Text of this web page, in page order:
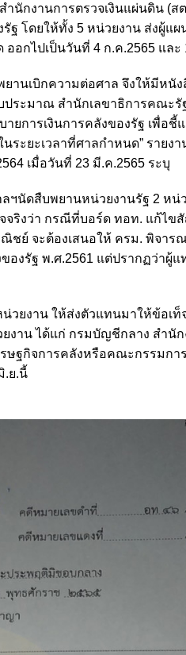
กงานการตรวจเงินแผ่นดิน (ส
ฐ โดยให้ทั้ง 5 หน่วยงาน ส่งผู้แ
อกไปเป็นวันที่ 4 ก.ค.2565 และ
านเบิกความต่อศาล จึงให้มีหนั
ระมาณ สำนักเลขาธิการคณะรั
การเงินการคลังของรัฐ เพื่อชี้
ระยะเวลาที่ศาลกำหนด” รายง
เมื่อวันที่ 23 มี.ค.2565 ระบุ
นัดสืบพยานหน่วยงานรัฐ 2 หน่
จริงว่า กรณีที่บอร์ด ทอท. แก้ไข
ย์ จะต้องเสนอให้ ครม. พิจาร
องรัฐ พ.ศ.2561 แต่ปรากฏว่าผู้
วยงาน ให้ส่งตัวแทนมาให้ข้อเ
ยงาน ได้แก่ กรมบัญชีกลาง สำนั
ฐกิจการคลังหรือคณะกรรมกา
.ย.นี้